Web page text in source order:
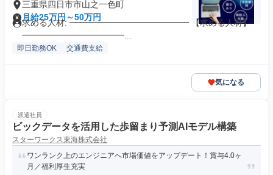
三重県四日市市山之一色町
月給25万円～50万円
求める人材: ━━━━━━━━━━━━━━ 【求める人材】
━━━━━━━━━━━━...
即日勤務OK 交通費支給
気になる
派遣社員
ビックデータを活用した歩留まり予測AIモデル構築
スターワークス東海株式会社
ワンランク上のエンジニアへ市場価値をアップデート！賞与4.0ヶ
月／福利厚生充実